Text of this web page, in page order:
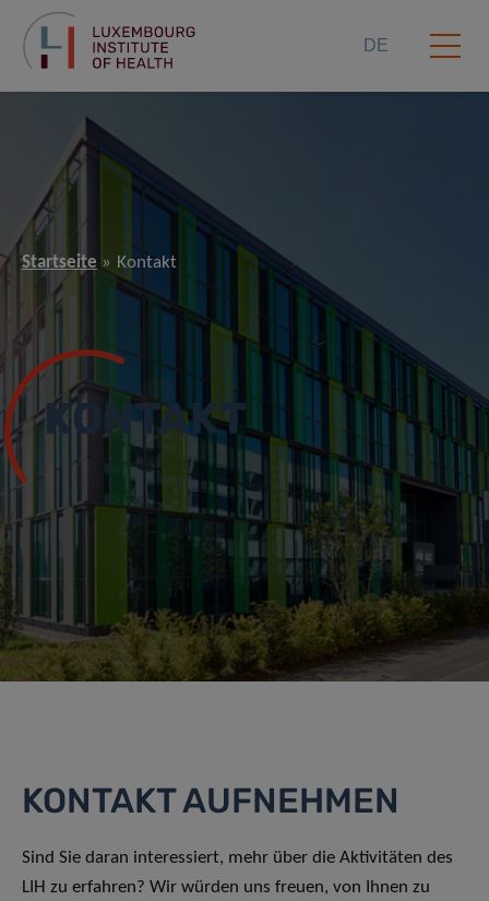
DE
Startseite Kontakt
KONTAKT
KONTAKT AUFNEHMEN
Sind Sie daran interessiert, mehr über die Aktivitäten des
LIH zu erfahren? Wir würden uns freuen, von Ihnen zu